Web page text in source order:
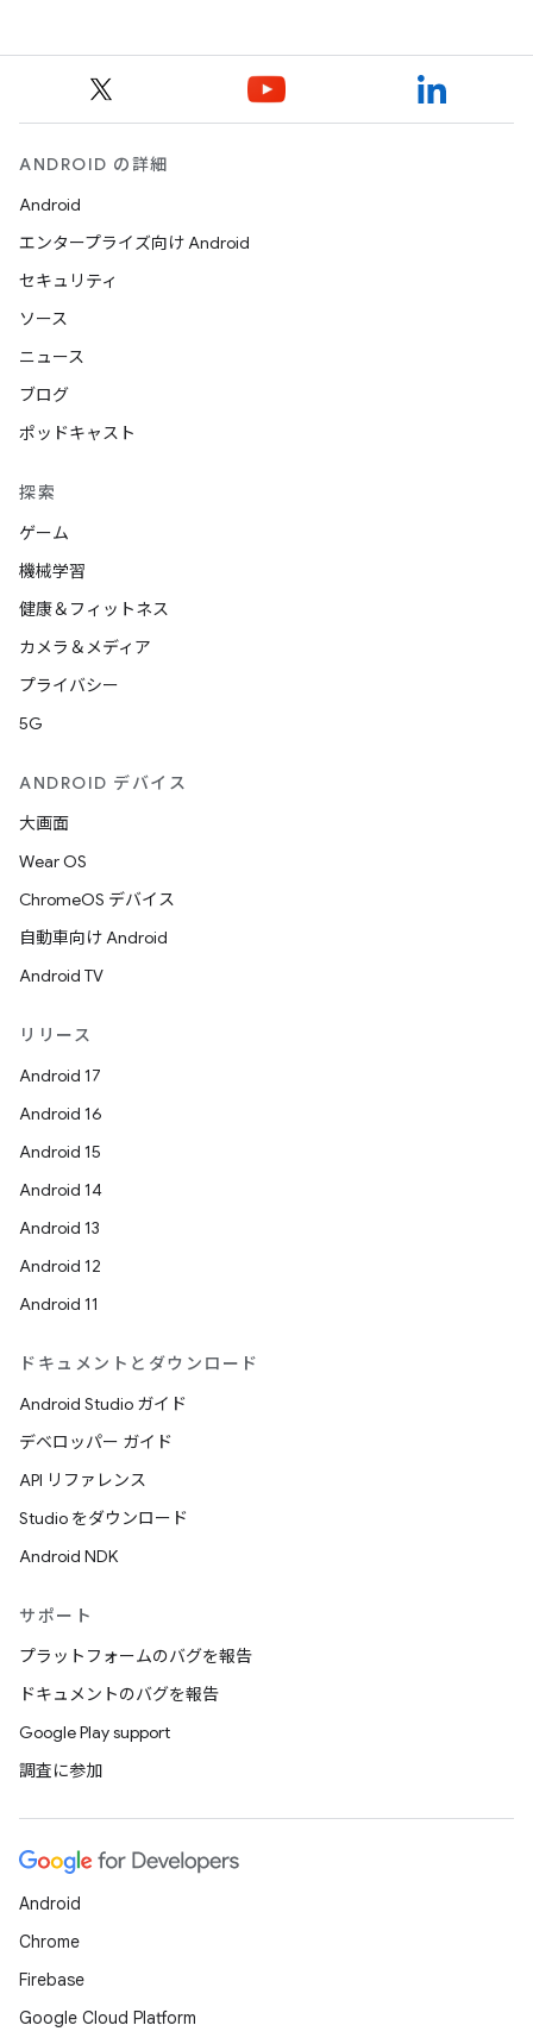
ANDROID の詳細
Android
エンタープライズ向け Android
セキュリティ
ソース
ニュース
ブログ
ポッドキャスト
探索
ゲーム
機械学習
健康＆フィットネス
カメラ＆メディア
プライバシー
5G
ANDROID デバイス
大画面
Wear OS
ChromeOS デバイス
自動車向け Android
Android TV
リリース
Android 17
Android 16
Android 15
Android 14
Android 13
Android 12
Android 11
ドキュメントとダウンロード
Android Studio ガイド
デベロッパー ガイド
API リファレンス
Studio をダウンロード
Android NDK
サポート
プラットフォームのバグを報告
ドキュメントのバグを報告
Google Play support
調査に参加
Android
Chrome
Firebase
Google Cloud Platform